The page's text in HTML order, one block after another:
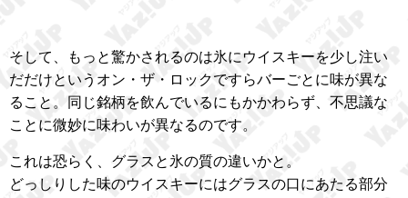
そして、もっと驚かされるのは氷にウイスキーを少し注い
だだけというオン・ザ・ロックですらバーごとに味が異な
ること。同じ銘柄を飲んでいるにもかかわらず、不思議な
ことに微妙に味わいが異なるのです。
これは恐らく、グラスと氷の質の違いかと。
どっしりした味のウイスキーにはグラスの口にあたる部分